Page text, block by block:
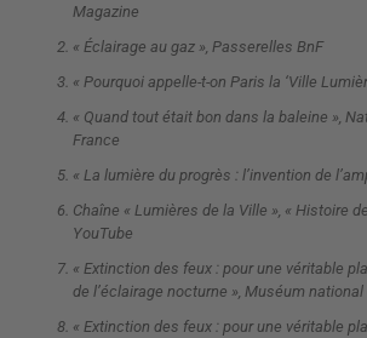
Magazine
« Éclairage au gaz », Passerelles BnF
« Pourquoi appelle-t-on Paris la ‘Ville
« Quand tout était bon dans la baleine »,
France
« La lumière du progrès : l’invention de
Chaîne « Lumières de la Ville », « Histoire
YouTube
« Extinction des feux : pour une véritable
de l’éclairage nocturne », Muséum
« Extinction des feux : pour une véritable